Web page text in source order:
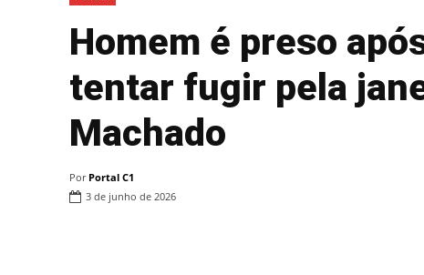
Homem é preso
tentar fugir pela
Machado
Por Portal C1
3 de junho de 2026